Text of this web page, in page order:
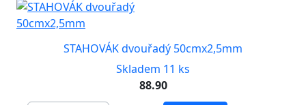
STAHOVÁK dvouřadý 50cmx2,5mm
Skladem 11 ks
88.90